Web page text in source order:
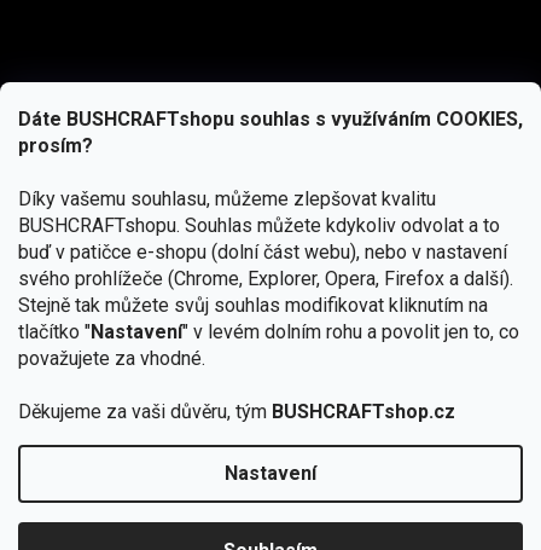
Dáte BUSHCRAFTshopu souhlas s využíváním COOKIES,
prosím?
Díky vašemu souhlasu, můžeme zlepšovat kvalitu
BUSHCRAFTshopu. Souhlas můžete kdykoliv odvolat a to
buď v patičce e-shopu (dolní část webu), nebo v nastavení
svého prohlížeče (Chrome, Explorer, Opera, Firefox a další).
Stejně tak můžete svůj souhlas modifikovat kliknutím na
tlačítko "Nastavení" v levém dolním rohu a povolit jen to, co
považujete za vhodné.
Děkujeme za vaši důvěru, tým BUSHCRAFTshop.cz
Nastavení
zapojte se do slosování o kurz s
podmínkami ochrany osobních údajů
Copyright 2026BUSHCRAFTshop.cz. Všechna práva
vyhrazena.Upravit nastavení cookies